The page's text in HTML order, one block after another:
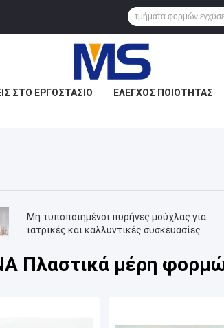
ΣΤΟ ΕΡΓΟΣΤΆΣΙΟ ΈΛΕΓΧΟΣ ΠΟΙΌΤΗΤΑΣ
Μη τυποποιημένοι πυρήνες μούχλας για
ιατρικές και καλλυντικές συσκευασίες
Πλαστικά μέρη